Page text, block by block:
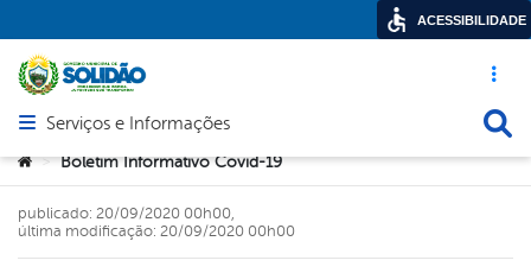
Acesso
Abrir menu principal de navegação
Serviços e Informações
Você está aqui:
> Boletim Informativo Covid-19
publicado: 20/09/2020 00h00,
última modificação: 20/09/2020 00h00
ACESSIBILIDADE